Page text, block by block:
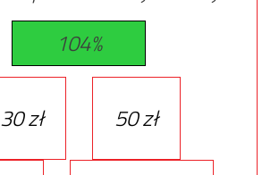
104%
30 zł 50 zł